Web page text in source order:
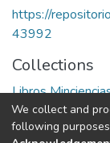
https://
43992
Collections
Libros
Full item
We collect and
following